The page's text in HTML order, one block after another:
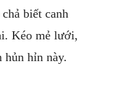
biết canh
Kéo mẻ lưới,
hủn hỉn này.